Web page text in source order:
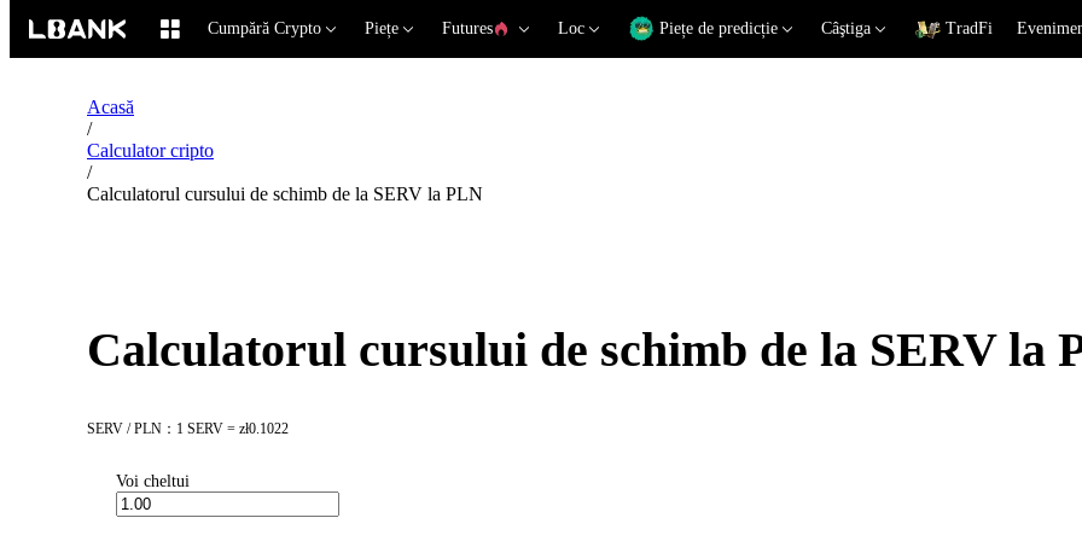
Cumpără Crypto Piețe Futures Loc Piețe de predicție Câştiga TradFi
Acasă
/
Calculator cripto
/
Calculatorul cursului de schimb de la SERV la PLN
Calculatorul cursului de schimb de la SERV la
SERV / PLN：1 SERV = zł0.1022
Voi cheltui